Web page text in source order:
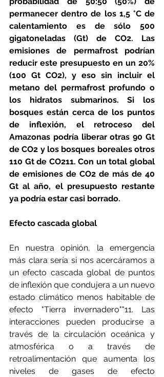
permanecer dentro de los 1,5 °C de
calentamiento es de sólo 500
gigatoneladas (Gt) de CO2. Las
emisiones de permafrost podrían
reducir este presupuesto en un 20%
(100 Gt CO2), y eso sin incluir el
metano del permafrost profundo o
los hidratos submarinos. Si los
bosques están cerca de los puntos
de inflexión, el retroceso del
Amazonas podría liberar otras 90 Gt
de CO2 y los bosques boreales otros
110 Gt de CO211. Con un total global
de emisiones de CO2 de más de 40
Gt al año, el presupuesto restante
ya podría estar casi borrado.
Efecto cascada global
En nuestra opinión, la emergencia
más clara sería si nos acercáramos a
un efecto cascada global de puntos
de inflexión que condujera a un nuevo
estado climático menos habitable de
efecto "Tierra invernadero""11. Las
interacciones pueden producirse a
través de la circulación oceánica y
atmosférica o a través de
retroalimentación que aumenta los
niveles de gases de efecto